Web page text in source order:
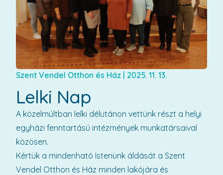
Szent Vendel Otthon és Ház | 2025. 11. 13.
Lelki Nap
A közelmúltban lelki délutánon vettünk részt a helyi
egyházi fenntartású intézmények munkatársaival
közösen.
Kértük a mindenható Istenünk áldását a Szent
Vendel Otthon és Ház minden lakójára és